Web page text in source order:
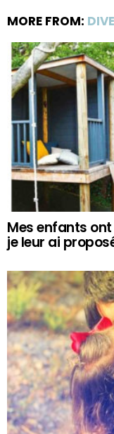
MORE FROM:
Mes enfants
je leur ai